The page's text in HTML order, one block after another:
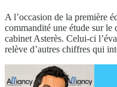
A l’occasion de la première
commandité une étude sur le
cabinet Asterès. Celui-ci
relève d’autres chiffres qui